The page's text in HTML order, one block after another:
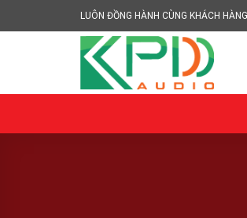
to
LUÔN ĐỒNG HÀNH CÙNG KHÁCH HÀNG